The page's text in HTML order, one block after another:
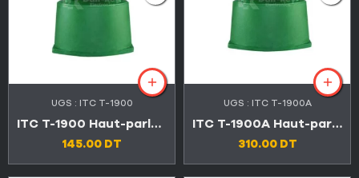
UGS : ITC T-1900
ITC T-1900 Haut-parleur de Jardin étanche 2 voies 6″
145.00 DT
UGS : ITC T-1900A
ITC T-1900A Haut-parleur de Jardin étanche 5″
310.00 DT